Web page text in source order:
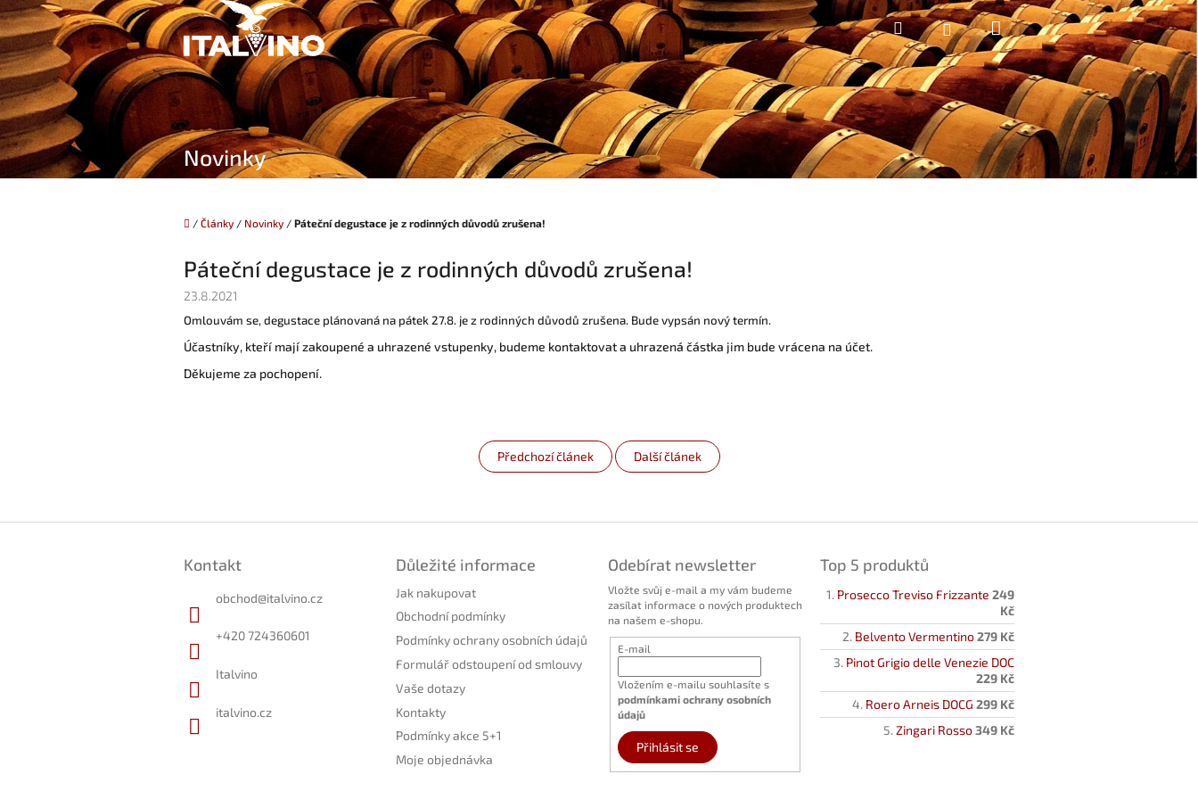
Přejít
na
obsah
HledatPřihlášeníNákupní
košík
Novinky
Domů
/ Články / Novinky / Páteční degustace je z rodinných důvodů zrušena!
Páteční degustace je z rodinných důvodů zrušena!
23.8.2021
Omlouvám se, degustace plánovaná na pátek 27.8. je z rodinných důvodů zrušena. Bude vypsán nový termín.
Účastníky, kteří mají zakoupené a uhrazené vstupenky, budeme kontaktovat a uhrazená částka jim bude vrácena na účet.
Děkujeme za pochopení.
Předchozí článek Další článek
Kontakt
obchod@italvino.cz
+420 724360601
Italvino
italvino.cz
Důležité informace
Jak nakupovat
Obchodní podmínky
Podmínky ochrany osobních údajů
Formulář odstoupení od smlouvy
Vaše dotazy
Kontakty
Podmínky akce 5+1
Moje objednávka
Odebírat newsletter
Vložte svůj e-mail a my vám budeme
zasílat informace o nových produktech
na našem e-shopu.
E-mail
Vložením e-mailu souhlasíte s
podmínkami ochrany osobních
údajů
Přihlásit se
Top 5 produktů
Prosecco Treviso Frizzante 249
Kč
Belvento Vermentino279 Kč
Pinot Grigio delle Venezie DOC
229 Kč
Roero Arneis DOCG 299 Kč
Zingari Rosso349 Kč